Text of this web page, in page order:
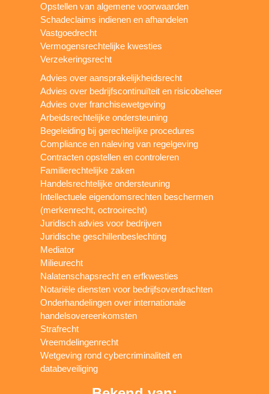
Opstellen van algemene voorwaarden
Schadeclaims indienen en afhandelen
Vastgoedrecht
Vermogensrechtelijke kwesties
Verzekeringsrecht
Advies over aansprakelijkheidsrecht
Advies over bedrijfscontinuïteit en risicobeheer
Advies over franchisewetgeving
Arbeidsrechtelijke ondersteuning
Begeleiding bij gerechtelijke procedures
Compliance en naleving van regelgeving
Contracten opstellen en controleren
Familierechtelijke zaken
Handelsrechtelijke ondersteuning
Intellectuele eigendomsrechten beschermen
(merkenrecht, octrooirecht)
Juridisch advies voor bedrijven
Juridische geschillenbeslechting
Mediator
Milieurecht
Nalatenschapsrecht en erfkwesties
Notariële diensten voor bedrijfsoverdrachten
Onderhandelingen over internationale
handelsovereenkomsten
Strafrecht
Vreemdelingenrecht
Wetgeving rond cybercriminaliteit en
databeveiliging